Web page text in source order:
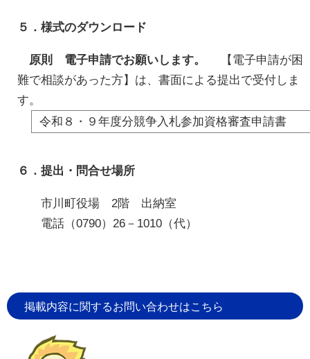
５．様式のダウンロード
原則 電子申請でお願いします。
【電子申請が困
難で相談があった方】は、書面による提出で受付しま
す。
令和８・９年度分競争入札参加資格審査申請書
６．提出・問合せ場所
市川町役場 2階 出納室
電話（0790）26－1010（代）
掲載内容に関するお問い合わせはこちら